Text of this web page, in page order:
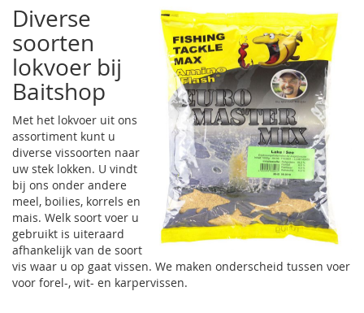
Diverse
soorten
lokvoer bij
Baitshop
Met het lokvoer uit ons
assortiment kunt u
diverse vissoorten naar
uw stek lokken. U vindt
bij ons onder andere
meel, boilies, korrels en
mais. Welk soort voer u
gebruikt is uiteraard
afhankelijk van de soort
vis waar u op gaat vissen. We maken onderscheid tussen voer
voor forel-, wit- en karpervissen.